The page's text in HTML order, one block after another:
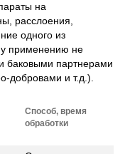
на
расслоения,
одного из
применению не
баковыми партнерами
добровами и т.д.).
Способ, время
обработки